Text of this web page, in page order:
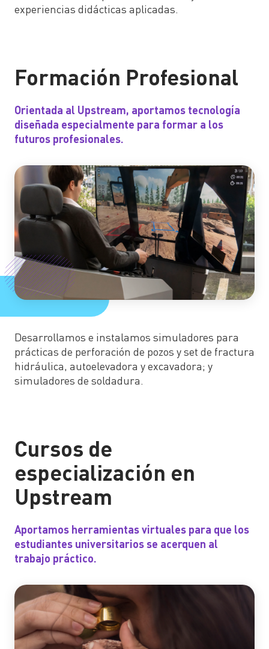
experiencias didácticas aplicadas.
Formación Profesional
Orientada al Upstream, aportamos tecnología
diseñada especialmente para formar a los
futuros profesionales.
Desarrollamos e instalamos simuladores para
prácticas de perforación de pozos y set de fractura
hidráulica, autoelevadora y excavadora; y
simuladores de soldadura.
Cursos de
especialización en
Upstream
Aportamos herramientas virtuales para que los
estudiantes universitarios se acerquen al
trabajo práctico.